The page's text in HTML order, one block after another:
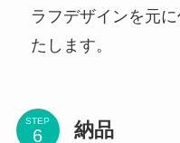
ラフデザインを元
たします。
STEP 納品